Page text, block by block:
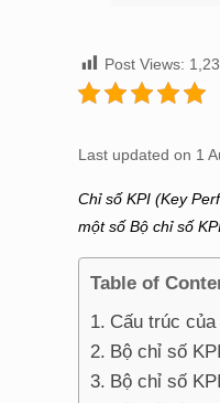
Post Views:
Last updated on 1
Chỉ số KPI (Key
một số Bộ chỉ số
Table of
Cấu trúc
Bộ chỉ số
Bộ chỉ số